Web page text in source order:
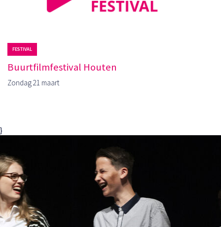
FESTIVAL
Buurtfilmfestival Houten
Zondag 21 maart
}